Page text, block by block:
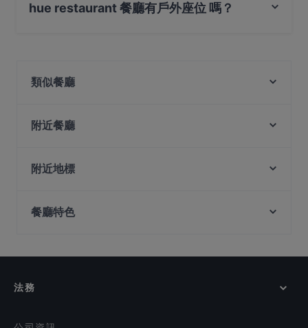
hue restaurant 餐廳有戶外座位 嗎？
類似餐廳
Spice Spirit 麻辣诱惑
Shinnichi Sushi Bar
Singapore Banana Leaf North and South Indian
附近餐廳
Sen By Beurre (Inside Ibis Hotel)
Lao Chang Ji 老昌记 - Jalan Besar
Major 99 Karaoke and Entertainment Center -
Sarigama Grand Restaurant
附近地標
Clarke Quay Jetty Ticket Counter, 新加坡
餐廳特色
在 新加坡 的 晚餐
法務